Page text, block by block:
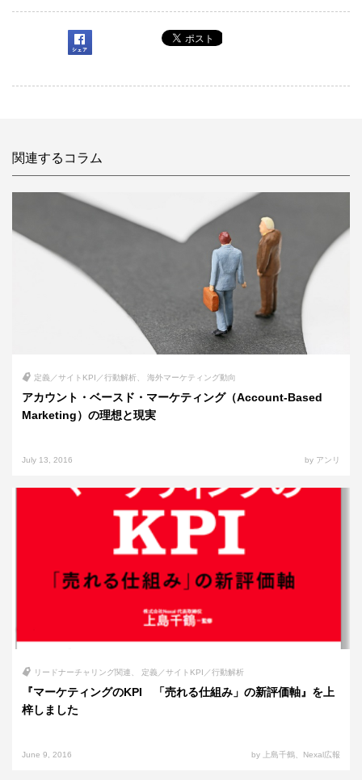
関連するコラム
定義／サイトKPI／行動解析 海外マーケティング動向
アカウント・ベースド・マーケティング（Account-Based
Marketing）の理想と現実
July 13, 2016 by アンリ
リードナーチャリング関連 定義／サイトKPI／行動解析
『マーケティングのKPI 「売れる仕組み」の新評価軸』を上
梓しました
June 9, 2016 by 上島千鶴、Nexal広報